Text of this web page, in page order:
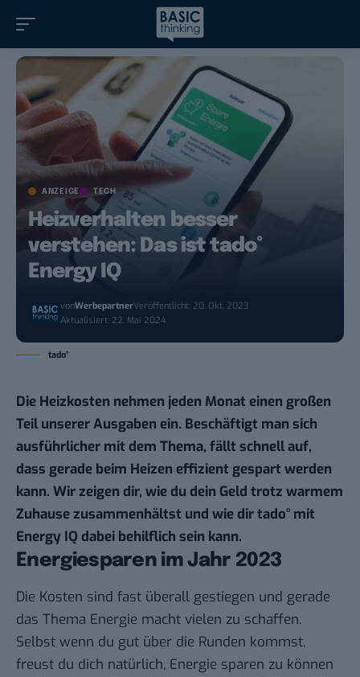
ANZEIGE TECH
Heizverhalten besser
verstehen: Das ist tado°
Energy IQ
vonWerbepartnerVeröffentlicht: 20. Okt. 2023
Aktualisiert: 22. Mai 2024
tado°
Die Heizkosten nehmen jeden Monat einen großen
Teil unserer Ausgaben ein. Beschäftigt man sich
ausführlicher mit dem Thema, fällt schnell auf,
dass gerade beim Heizen effizient gespart werden
kann. Wir zeigen dir, wie du dein Geld trotz warmem
Zuhause zusammenhältst und wie dirtado° mit
Energy IQ dabei behilflich sein kann.
Energiesparen im Jahr 2023
Die Kosten sind fast überall gestiegen und gerade
das Thema Energie macht vielen zu schaffen.
Selbst wenn du gut über die Runden kommst,
freust du dich natürlich, Energie sparen zu können